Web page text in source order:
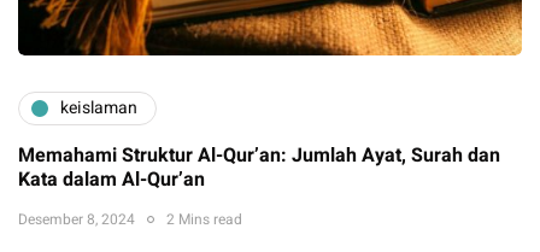
keislaman
Memahami Struktur Al-Qur’an: Jumlah Ayat, Surah dan
Kata dalam Al-Qur’an
Desember 8, 2024 2 Mins read